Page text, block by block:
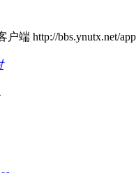
户端 http://bbs.ynutx.net/